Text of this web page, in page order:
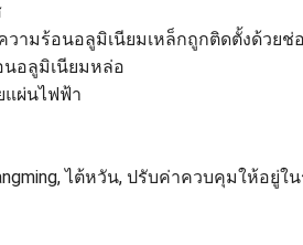
ามร้อนอลูมิเนียมเหล็กถูกติดตั้งด้วยช่
อลูมิเนียมหล่อ
แผ่นไฟฟ้า
ไต้หวัน, ปรับค่าควบคุมให้อยู่ใน